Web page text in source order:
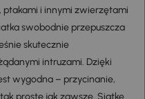
ptakami i innymi zwierzętami
swobodnie przepuszcza
skutecznie
intruzami. Dzięki
wygodna – przycinanie,